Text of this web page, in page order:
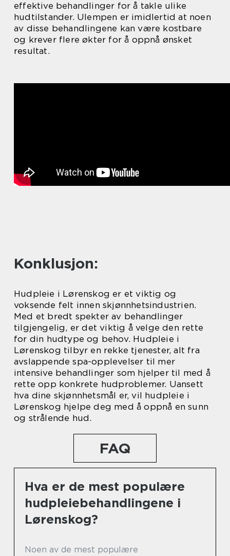
effektive behandlinger for å takle ulike
hudtilstander. Ulempen er imidlertid at noen
av disse behandlingene kan være kostbare
og krever flere økter for å oppnå ønsket
resultat.
Konklusjon:
Hudpleie i Lørenskog er et viktig og
voksende felt innen skjønnhetsindustrien.
Med et bredt spekter av behandlinger
tilgjengelig, er det viktig å velge den rette
for din hudtype og behov. Hudpleie i
Lørenskog tilbyr en rekke tjenester, alt fra
avslappende spa-opplevelser til mer
intensive behandlinger som hjelper til med å
rette opp konkrete hudproblemer. Uansett
hva dine skjønnhetsmål er, vil hudpleie i
Lørenskog hjelpe deg med å oppnå en sunn
og strålende hud.
FAQ
Hva er de mest populære
hudpleiebehandlingene i
Lørenskog?
Noen av de mest populære